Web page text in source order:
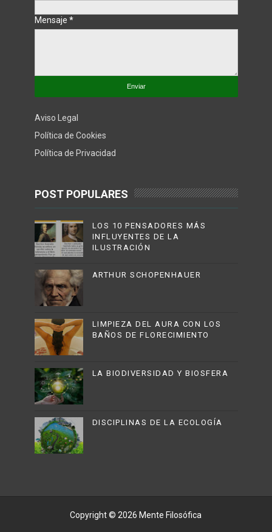
Mensaje *
Aviso Legal
Política de Cookies
Política de Privacidad
POST POPULARES
LOS 10 PENSADORES MÁS
INFLUYENTES DE LA
ILUSTRACIÓN
ARTHUR SCHOPENHAUER
LIMPIEZA DEL AURA CON LOS
BAÑOS DE FLORECIMIENTO
LA BIODIVERSIDAD Y BIOSFERA
DISCIPLINAS DE LA ECOLOGÍA
Copyright © 2026Mente Filosófica